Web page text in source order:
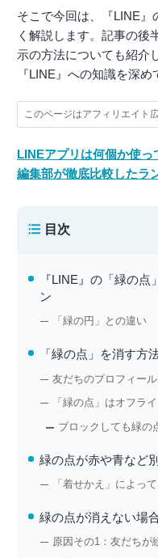
そこで今回は、『LINE』
く解説します。記事の後
示の方法についても紹介
『LINE』への知識を深め
このページはアフィリエイト
LINEアプリは何個か使っ
編集部が徹底比較したラ
目次
『LINE』の「緑の
ン
「緑の円」との違い
「緑の点」を消す方
友だちのプロフィール
「緑の点」はオフラ
ブロックしても緑の
緑の点が赤や青など
「着せかえ」によっ
緑の点が消えない場
原因その1：友だちが